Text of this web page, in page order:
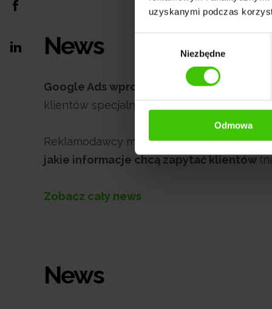
uzyskanymi podczas
Niezbędne
Odmowa
News
Google Ads wprowadza do swoich
klientów specjalną ofertą, do której można
Reklamodawcy mogą dostosowywać
jakie informacje chcą zapytać klientów
Zobacz cały news
News